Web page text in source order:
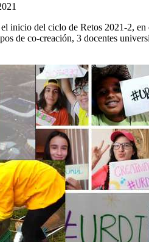
inicio del ciclo de Retos 2021-2,
de co-creación, 3 docentes